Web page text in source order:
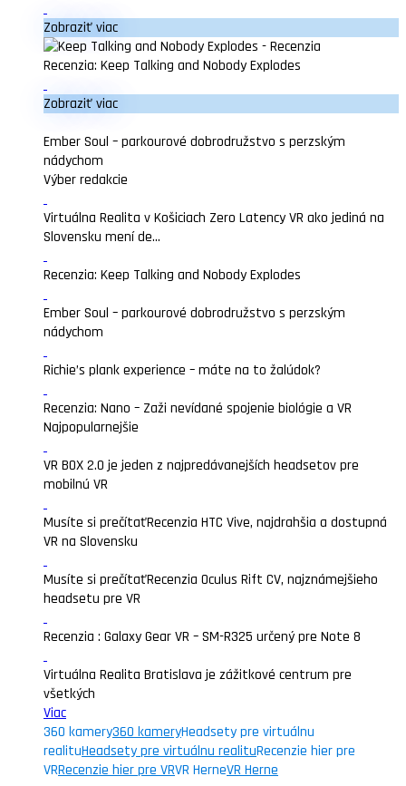
Zobraziť viac
Recenzia: Keep Talking and Nobody Explodes
Zobraziť viac
Ember Soul – parkourové dobrodružstvo s perzským
nádychom
Výber redakcie
Virtuálna Realita v Košiciach Zero Latency VR ako jediná na
Slovensku mení de...
Recenzia: Keep Talking and Nobody Explodes
Ember Soul – parkourové dobrodružstvo s perzským
nádychom
Richie’s plank experience – máte na to žalúdok?
Recenzia: Nano – Zaži nevídané spojenie biológie a VR
Najpopularnejšie
VR BOX 2.0 je jeden z najpredávanejších headsetov pre
mobilnú VR
Musíte si prečítaťRecenzia HTC Vive, najdrahšia a dostupná
VR na Slovensku
Musíte si prečítaťRecenzia Oculus Rift CV, najznámejšieho
headsetu pre VR
Recenzia : Galaxy Gear VR – SM-R325 určený pre Note 8
Virtuálna Realita Bratislava je zážitkové centrum pre
všetkých
Viac
360 kamery360 kameryHeadsety pre virtuálnu
realituHeadsety pre virtuálnu realituRecenzie hier pre
VRRecenzie hier pre VRVR HerneVR Herne